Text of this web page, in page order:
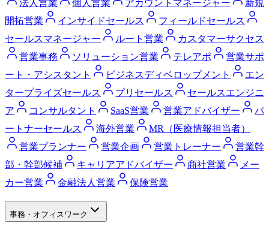
法人営業 個人営業 アカウントマネージャー
新規
開拓営業
インサイドセールス
フィールドセールス
セールスマネージャー
ルート営業
カスタマーサクセス
営業事務
ソリューション営業 テレアポ
営業サポ
ート・アシスタント
ビジネスディベロップメント
エン
タープライズセールス
プリセールス
セールスエンジニ
ア
コンサルタント SaaS営業 営業アドバイザー
パ
ートナーセールス
海外営業
MR（医療情報担当者）
営業プランナー
営業企画 営業トレーナー
営業幹
部・幹部候補
キャリアアドバイザー 商社営業
メー
カー営業
金融法人営業 保険営業
事務・オフィスワーク